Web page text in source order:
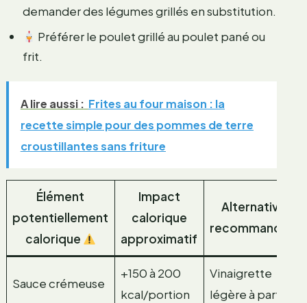
demander des légumes grillés en substitution.
Préférer le poulet grillé au poulet pané ou
frit.
A lire aussi : Frites au four maison : la
recette simple pour des pommes de terre
croustillantes sans friture
Élément
potentiellement
calorique
Impact
calorique
approximatif
Alternative
recommandée
Sauce crémeuse
+150 à 200
kcal/portion
Vinaigrette
légère à part